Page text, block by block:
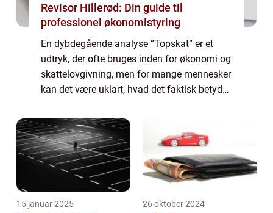
Revisor Hillerød: Din guide til
professionel økonomistyring
En dybdegående analyse “Topskat” er et
udtryk, der ofte bruges inden for økonomi og
skattelovgivning, men for mange mennesker
kan det være uklart, hvad det faktisk betyder,
denne sats. I denne artik...
15 januar 2025 26 oktober 2024